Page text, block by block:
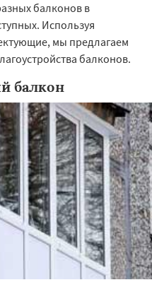
балконов в
Используя
мы предлагаем
балконов.
балкон